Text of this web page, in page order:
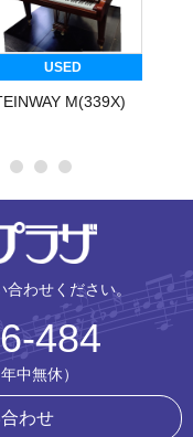
USED
M(339X)
わせください。
484
中無休）
わせ